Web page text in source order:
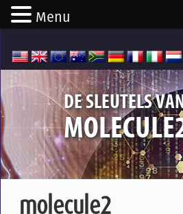
DE SLEUTELS
molecule2
Menu